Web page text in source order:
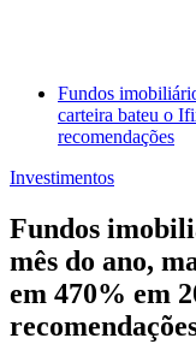
Fundos
carteira bateu o
recomendações
Investimentos
Fundos
mês do ano,
em 470% em